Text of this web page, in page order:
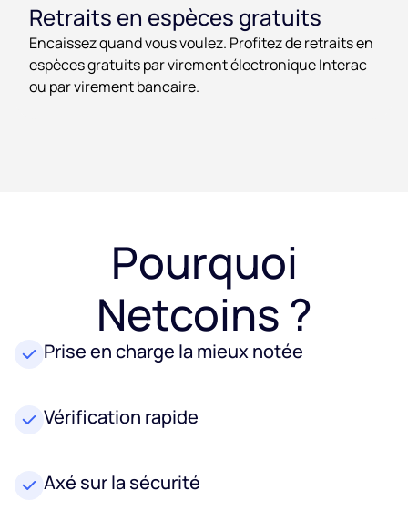
Retraits en espèces gratuits
Encaissez quand vous voulez. Profitez de retraits en
espèces gratuits par virement électronique Interac
ou par virement bancaire.
Pourquoi
Netcoins ?
Prise en charge la mieux notée
Vérification rapide
Axé sur la sécurité